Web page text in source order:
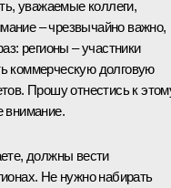
уважаемые коллеги,
– чрезвычайно важно,
регионы – участники
коммерческую долговую
Прошу отнестись к
внимание.
должны вести
Не нужно набирать